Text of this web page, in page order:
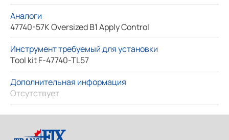
Аналоги
47740-57K Oversized B1 Apply Control
Инструмент требуемый для установки
Tool kit F-47740-TL57
Дополнительная информация
Отсутствует